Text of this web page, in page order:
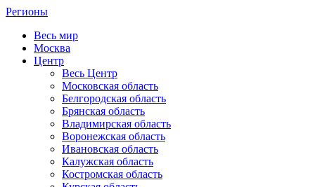
Регионы
Весь мир
Москва
Центр
Весь Центр
Московская область
Белгородская область
Брянская область
Владимирская область
Воронежская область
Ивановская область
Калужская область
Костромская область